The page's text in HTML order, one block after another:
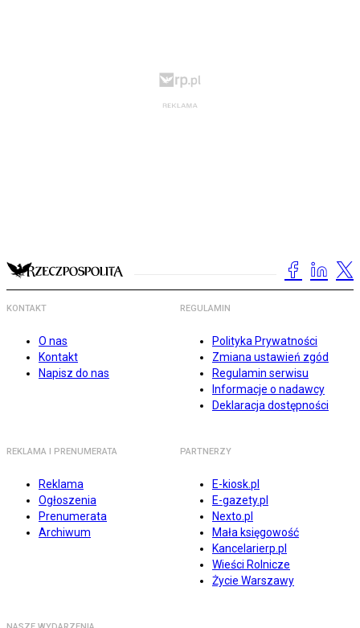
KONTAKT
O nas
Kontakt
Napisz do nas
REGULAMIN
Polityka Prywatności
Zmiana ustawień zgód
Regulamin serwisu
Informacje o nadawcy
Deklaracja dostępności
REKLAMA I PRENUMERATA
Reklama
Ogłoszenia
Prenumerata
Archiwum
PARTNERZY
E-kiosk.pl
E-gazety.pl
Nexto.pl
Mała księgowość
Kancelarierp.pl
Wieści Rolnicze
Życie Warszawy